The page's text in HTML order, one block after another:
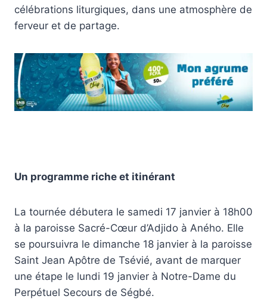
célébrations liturgiques, dans une atmosphère de
ferveur et de partage.
Un programme riche et itinérant
La tournée débutera le samedi 17 janvier à 18h00
à la paroisse Sacré-Cœur d’Adjido à Aného. Elle
se poursuivra le dimanche 18 janvier à la paroisse
Saint Jean Apôtre de Tsévié, avant de marquer
une étape le lundi 19 janvier à Notre-Dame du
Perpétuel Secours de Ségbé.